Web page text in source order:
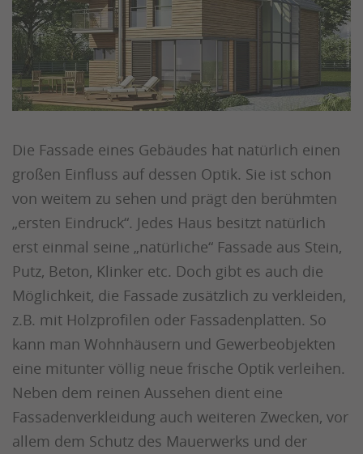
Die Fassade eines Gebäudes hat natürlich einen
großen Einfluss auf dessen Optik. Sie ist schon
von weitem zu sehen und prägt den berühmten
„ersten Eindruck“. Jedes Haus besitzt natürlich
erst einmal seine „natürliche“ Fassade aus Stein,
Putz, Beton, Klinker etc. Doch gibt es auch die
Möglichkeit, die Fassade zusätzlich zu verkleiden,
z.B. mit Holzprofilen oder Fassadenplatten. So
kann man Wohnhäusern und Gewerbeobjekten
eine mitunter völlig neue frische Optik verleihen.
Neben dem reinen Aussehen dient eine
Fassadenverkleidung auch weiteren Zwecken, vor
allem dem Schutz des Mauerwerks und der